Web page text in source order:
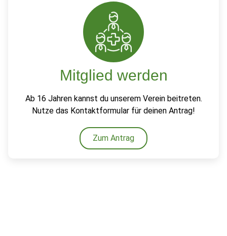
Mitglied werden
Ab 16 Jahren kannst du unserem Verein beitreten.
Nutze das Kontaktformular für deinen Antrag!
Zum Antrag